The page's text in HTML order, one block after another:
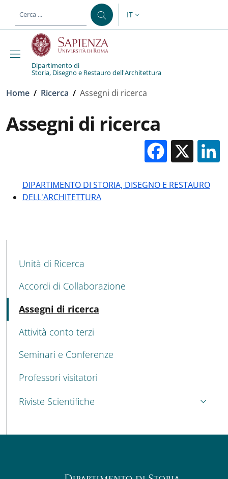
al contenuto principale
SELETTORE LINGUA:
IT
Dipartimento di
Storia, Disegno e Restauro dell'Architettura
Briciole di pane
Home / Ricerca / Assegni di ricerca
Assegni di ricerca
X
DIPARTIMENTO DI STORIA, DISEGNO E RESTAURO
DELL'ARCHITETTURA
MENU CEV SECOND NAVIGATION
Unità di Ricerca
Accordi di Collaborazione
Assegni di ricerca
Attività conto terzi
Seminari e Conferenze
Professori visitatori
Riviste Scientifiche